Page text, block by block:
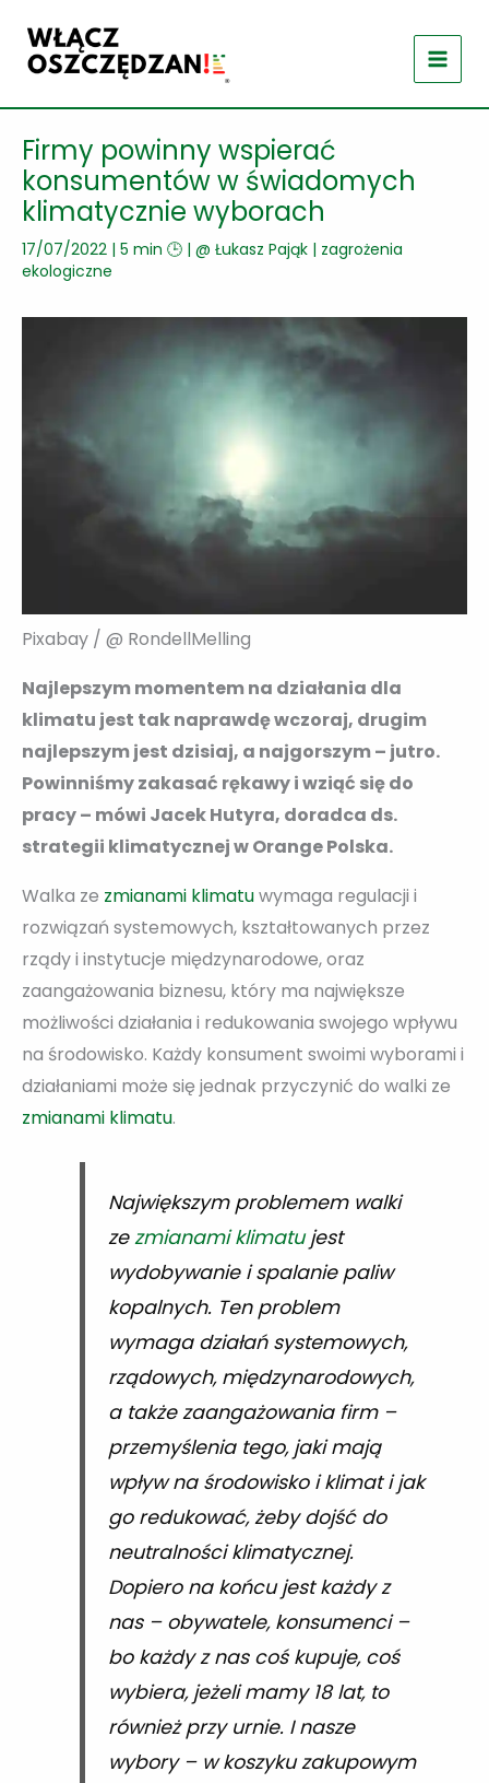
treści
Firmy powinny wspierać
konsumentów w świadomych
klimatycznie wyborach
17/07/2022 | 5 min 🕒 | @ Łukasz Pająk | zagrożenia
ekologiczne
Pixabay / @ RondellMelling
Najlepszym momentem na działania dla
klimatu jest tak naprawdę wczoraj, drugim
najlepszym jest dzisiaj, a najgorszym – jutro.
Powinniśmy zakasać rękawy i wziąć się do
pracy – mówi Jacek Hutyra, doradca ds.
strategii klimatycznej w Orange Polska.
Walka ze zmianami klimatuwymaga regulacji i
rozwiązań systemowych, kształtowanych przez
rządy i instytucje międzynarodowe, oraz
zaangażowania biznesu, który ma największe
możliwości działania i redukowania swojego wpływu
na środowisko. Każdy konsument swoimi wyborami i
działaniami może się jednak przyczynić do walki ze
zmianami klimatu.
Największym problemem walki
zezmianami klimatujest
wydobywanie i spalanie paliw
kopalnych. Ten problem
wymaga działań systemowych,
rządowych, międzynarodowych,
a także zaangażowania firm –
przemyślenia tego, jaki mają
wpływ na środowisko i klimat i jak
go redukować, żeby dojść do
neutralności klimatycznej.
Dopiero na końcu jest każdy z
nas – obywatele, konsumenci –
bo każdy z nas coś kupuje, coś
wybiera, jeżeli mamy 18 lat, to
również przy urnie. I nasze
wybory – w koszyku zakupowym